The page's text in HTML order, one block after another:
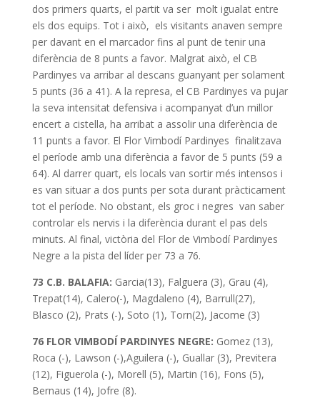
dos primers quarts, el partit va ser molt igualat entre
els dos equips. Tot i això, els visitants anaven sempre
per davant en el marcador fins al punt de tenir una
diferència de 8 punts a favor. Malgrat això, el CB
Pardinyes va arribar al descans guanyant per solament
5 punts (36 a 41). A la represa, el CB Pardinyes va pujar
la seva intensitat defensiva i acompanyat d’un millor
encert a cistella, ha arribat a assolir una diferència de
11 punts a favor. El Flor Vimbodí Pardinyes finalitzava
el període amb una diferència a favor de 5 punts (59 a
64). Al darrer quart, els locals van sortir més intensos i
es van situar a dos punts per sota durant pràcticament
tot el període. No obstant, els groc i negres van saber
controlar els nervis i la diferència durant el pas dels
minuts. Al final, victòria del Flor de Vimbodí Pardinyes
Negre a la pista del líder per 73 a 76.
73 C.B. BALAFIA: Garcia(13), Falguera (3), Grau (4),
Trepat(14), Calero(-), Magdaleno (4), Barrull(27),
Blasco (2), Prats (-), Soto (1), Torn(2), Jacome (3)
76 FLOR VIMBODÍ PARDINYES NEGRE: Gomez (13),
Roca (-), Lawson (-),Aguilera (-), Guallar (3), Previtera
(12), Figuerola (-), Morell (5), Martin (16), Fons (5),
Bernaus (14), Jofre (8).